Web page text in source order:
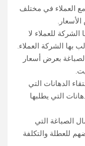
العملاء في مختلف
للعملاء لا
بها الشركة العملاء.
بعرض أسعار
الدهانات التي
التي يطلبها
الصباغة التي
للعطلة والتكلفة